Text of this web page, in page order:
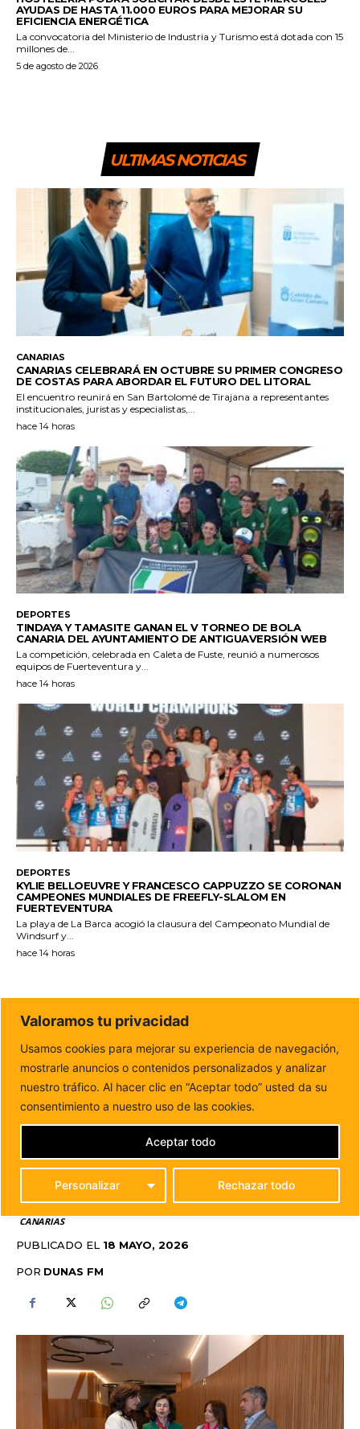
AYUDAS DE HASTA 11.000 EUROS PARA MEJORAR SU
EFICIENCIA ENERGÉTICA
La convocatoria del Ministerio de Industria y Turismo está dotada con 15
millones de...
5 de agosto de 2026
ULTIMAS NOTICIAS
CANARIAS
CANARIAS CELEBRARÁ EN OCTUBRE SU PRIMER CONGRESO
DE COSTAS PARA ABORDAR EL FUTURO DEL LITORAL
El encuentro reunirá en San Bartolomé de Tirajana a representantes
institucionales, juristas y especialistas,...
hace 14 horas
DEPORTES
TINDAYA Y TAMASITE GANAN EL V TORNEO DE BOLA
CANARIA DEL AYUNTAMIENTO DE ANTIGUAVERSIÓN WEB
La competición, celebrada en Caleta de Fuste, reunió a numerosos
equipos de Fuerteventura y...
hace 14 horas
DEPORTES
KYLIE BELLOEUVRE Y FRANCESCO CAPPUZZO SE CORONAN
CAMPEONES MUNDIALES DE FREEFLY-SLALOM EN
FUERTEVENTURA
La playa de La Barca acogió la clausura del Campeonato Mundial de
Windsurf y...
hace 14 horas